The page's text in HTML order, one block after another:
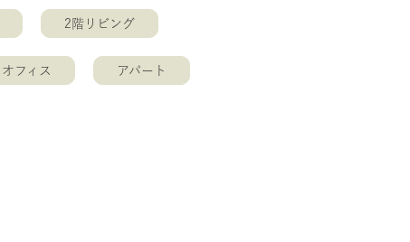
2階リビング
オフィス アパート